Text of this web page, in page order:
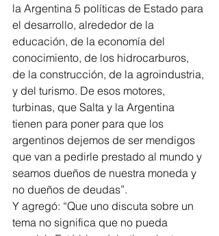
la Argentina 5 políticas de Estado para
el desarrollo, alrededor de la
educación, de la economía del
conocimiento, de los hidrocarburos,
de la construcción, de la agroindustria,
y del turismo. De esos motores,
turbinas, que Salta y la Argentina
tienen para poner para que los
argentinos dejemos de ser mendigos
que van a pedirle prestado al mundo y
seamos dueños de nuestra moneda y
no dueños de deudas”.
Y agregó: “Que uno discuta sobre un
tema no significa que no pueda